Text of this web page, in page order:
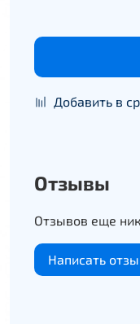
Добавить в
Отзывы
Отзывов еще
Написать